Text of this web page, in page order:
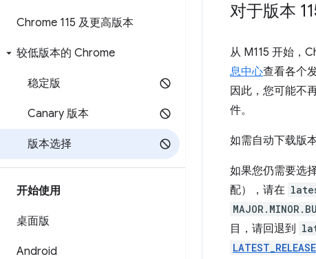
Chrome 115 及更高版本
较低版本的 Chrome
稳定版
Canary 版本
版本选择
开始使用
桌面版
Android
对于版本
从 M115 开始，
息中心查看各个
因此，您可能不
件。
如需自动下载版
如果您仍需要选
配），请在
目，请回退到